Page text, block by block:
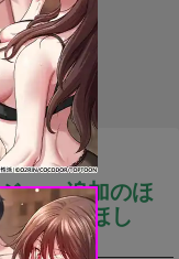
ンス >
ョー追加のほ
か来てほし